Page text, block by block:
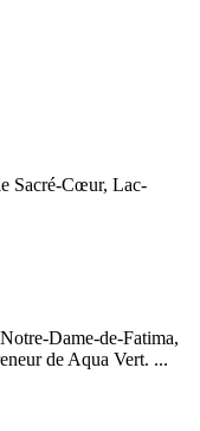
Sacré-Cœur, Lac-
Dame-de-Fatima,
de Aqua Vert. ...